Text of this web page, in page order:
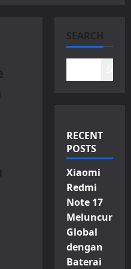
SEARCH
RECENT
POSTS
Xiaomi
Redmi
Note 17
Meluncur
Global
dengan
Baterai